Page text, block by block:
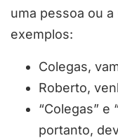
uma pessoa ou
exemplos:
Colegas,
Roberto,
“Colegas” e
portanto,